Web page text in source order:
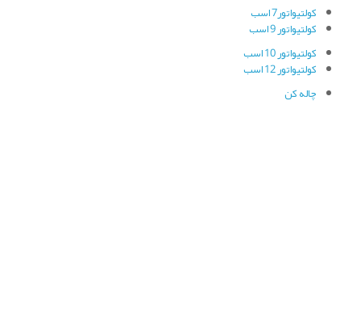
کولتیواتور7 اسب
کولتیواتور 9 اسب
کولتیواتور 10 اسب
کولتیواتور 12 اسب
چاله کن